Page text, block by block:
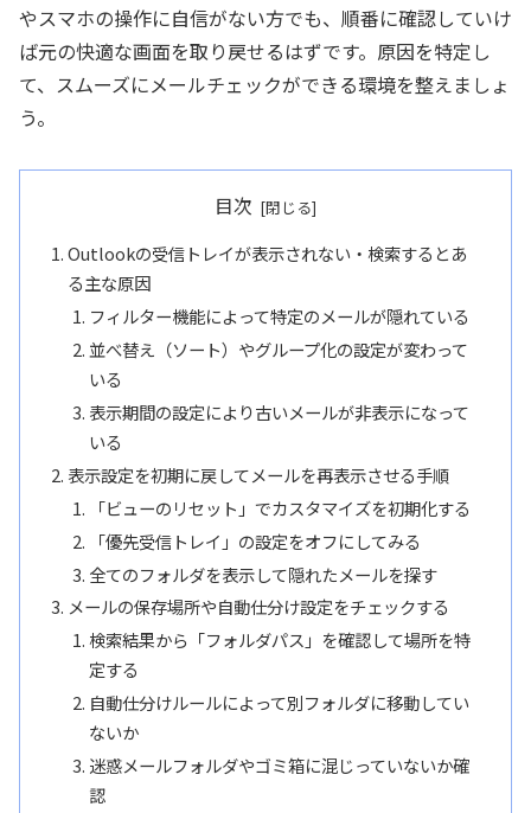
やスマホの操作に自信がない方でも、順番に確認していけ
ば元の快適な画面を取り戻せるはずです。原因を特定し
て、スムーズにメールチェックができる環境を整えましょ
う。
目次
Outlookの受信トレイが表示されない・検索するとあ
る主な原因
フィルター機能によって特定のメールが隠れている
並べ替え（ソート）やグループ化の設定が変わって
いる
表示期間の設定により古いメールが非表示になって
いる
表示設定を初期に戻してメールを再表示させる手順
「ビューのリセット」でカスタマイズを初期化する
「優先受信トレイ」の設定をオフにしてみる
全てのフォルダを表示して隠れたメールを探す
メールの保存場所や自動仕分け設定をチェックする
検索結果から「フォルダパス」を確認して場所を特
定する
自動仕分けルールによって別フォルダに移動してい
ないか
迷惑メールフォルダやゴミ箱に混じっていないか確
認